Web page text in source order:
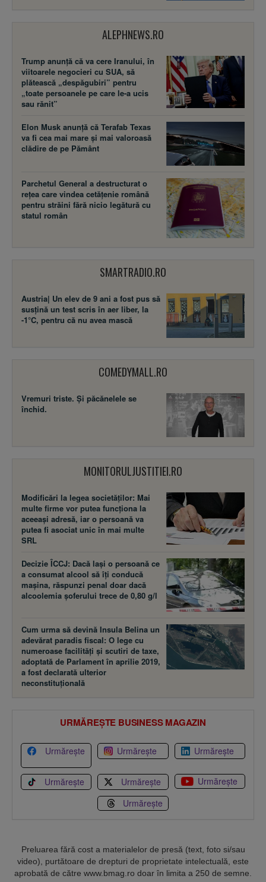
ALEPHNEWS.RO
Trump anunță că va cere Iranului, în
viitoarele negocieri cu SUA, să
plătească „despăgubiri” pentru
„toate persoanele pe care le-a ucis
sau rănit”
Elon Musk anunță că Terafab Texas
va fi cea mai mare și mai valoroasă
clădire de pe Pământ
Parchetul General a destructurat o
rețea care vindea cetățenie română
pentru străini fără nicio legătură cu
statul român
SMARTRADIO.RO
Austria| Un elev de 9 ani a fost pus să
susţină un test scris în aer liber, la
-1°C, pentru că nu avea mască
COMEDYMALL.RO
Vremuri triste. Şi păcănelele se
închid.
MONITORULJUSTITIEI.RO
Modificări la legea societăţilor: Mai
multe firme vor putea funcţiona la
aceeaşi adresă, iar o persoană va
putea fi asociat unic în mai multe
SRL
Decizie ÎCCJ: Dacă laşi o persoană ce
a consumat alcool să îţi conducă
maşina, răspunzi penal doar dacă
alcoolemia şoferului trece de 0,80 g/l
Cum urma să devină Insula Belina un
adevărat paradis fiscal: O lege cu
numeroase facilităţi şi scutiri de taxe,
adoptată de Parlament în aprilie 2019,
a fost declarată ulterior
neconstituţională
URMĂREȘTE BUSINESS MAGAZIN
Urmărește Urmărește Urmărește
Urmărește Urmărește
Urmărește
Urmărește
Preluarea fără cost a materialelor de presă (text, foto si/sau
video), purtătoare de drepturi de proprietate intelectuală, este
aprobată de către www.bmag.ro doar în limita a 250 de semne.